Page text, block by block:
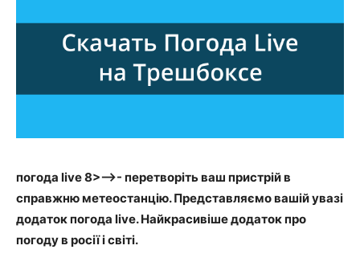
погода live 8>—>- перетворіть ваш пристрій в
справжню метеостанцію. Представляємо вашій увазі
додаток погода live. Найкрасивіше додаток про
погоду в росії і світі.